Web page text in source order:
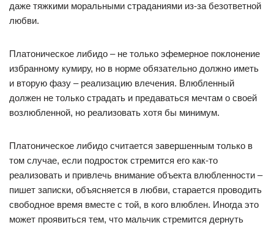
даже тяжкими моральными страданиями из-за безответной
любви.
Платоническое либидо – не только эфемерное поклонение
избранному кумиру, но в норме обязательно должно иметь
и вторую фазу – реализацию влечения. Влюбленный
должен не только страдать и предаваться мечтам о своей
возлюбленной, но реализовать хотя бы минимум.
Платоническое либидо считается завершенным только в
том случае, если подросток стремится его как-то
реализовать и привлечь внимание объекта влюбленности –
пишет записки, объясняется в любви, старается проводить
свободное время вместе с той, в кого влюблен. Иногда это
может проявиться тем, что мальчик стремится дернуть